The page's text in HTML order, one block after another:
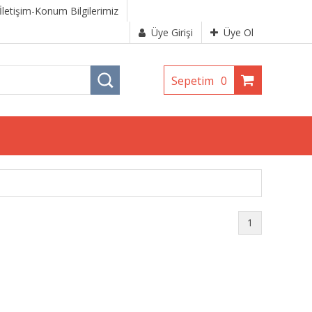
İletişim-Konum Bilgilerimiz
Üye Girişi
Üye Ol
Sepetim 0
1